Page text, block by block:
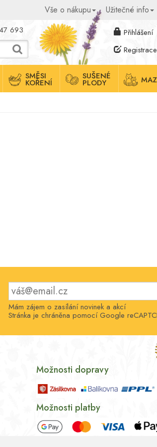
Vše o nákupu Užitečné info
693
Přihlášení
Registrace
SMĚSI
KOŘENÍ
SUŠENÉ
PLODY
Mám zájem o zasílání novinek a akcí
Stránka je chráněna pomocí Google
Možnosti dopravy
Možnosti platby